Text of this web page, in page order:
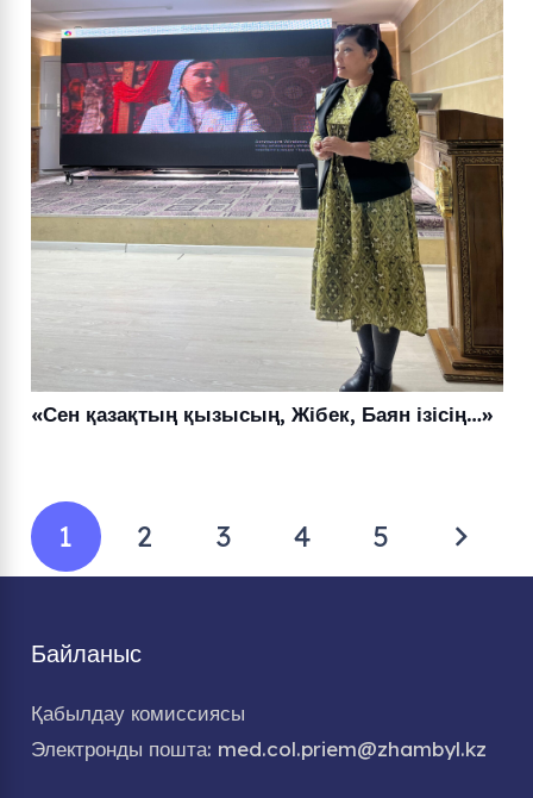
«Сен қазақтың қызысың, Жібек, Баян ізісің…»
1 2 3 4 5
Байланыс
Қабылдау комиссиясы
Электронды пошта: med.col.priem@zhambyl.kz